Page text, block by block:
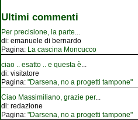
Ultimi commenti
Per precisione, la parte...
di: emanuele di bernardo
Pagina: La cascina Moncucco
ciao .. esatto .. e questa è...
di: visitatore
Pagina: "Darsena, no a progetti tampone"
Ciao Massimiliano, grazie per...
di: redazione
Pagina: "Darsena, no a progetti tampone"